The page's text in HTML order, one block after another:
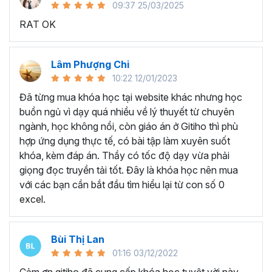
sử dụng Excel sẽ tốn nhiều thời gian, công sức để xử lý
công việc. Hơn nữa, chúng ta cũng không biết những thứ
mình đang thực hiện đúng hay không.
Hiện nay 100% các doanh nghiệp tại Việt Nam
cần tới kỹ năng Excel khi ứng tuyển vào vị trí kế toán, xử
chính... Mỗi cấp độ sẽ có yêu cầu thành thạo Excel xử lý
công việc khác nhau.
Chính vì điều đó Gitiho đã mở khóa học vềThủ thuật
Excel cập nhật hàng tuần - EXG02 với hơn7h+ học
cùng với92 tài liệu đính kèmbạn sẽ nhận được nhiều lợi
ích vô tận như:
Giảng viên là những người có trình độ chuyên môn
cao, kinh nghiệm thực tiễn dày dặn đã và đang đào
VPBank, FPT software, Vietcombank, MIC, Tập
đoàn Thành Công, TH True Milk
09:37 25/03/2025
RAT OK
Lâm Phượng Chi
10:22 12/01/2023
Đã từng mua khóa học tại website khác nhưng học
buồn ngủ vì dạy quá nhiều về lý thuyết từ chuyên
ngành, học không nổi, còn giáo án ở Gitiho thì phù
hợp ứng dụng thực tế, có bài tập làm xuyên suốt
khóa, kèm đáp án. Thầy có tốc độ dạy vừa phải
giọng đọc truyền tải tốt. Đây là khóa học nên mua
với các bạn cần bắt đầu tìm hiểu lại từ con số 0
excel.
Bùi Thị Lan
01:16 03/12/2022